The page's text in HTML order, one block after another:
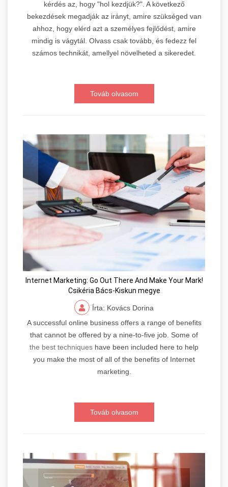
kérdés az, hogy "hol kezdjük?". A következő
bekezdések megadják az irányt, amire szükséged van
ahhoz, hogy elérd azt a személyes fejlődést, amire
mindig is vágytál. Olvass csak tovább, és fedezz fel
számos technikát, amellyel növelheted a sikeredet.
Továb olvasom
Internet Marketing: Go Out There And Make Your Mark!
Csikéria Bács-Kiskun megye
Írta: Kovács Dorina
A successful online business offers a range of benefits
that cannot be offered by a nine-to-five job. Some of
the best techniques have been included here to help
you make the most of all of the benefits of Internet
marketing.
Továb olvasom